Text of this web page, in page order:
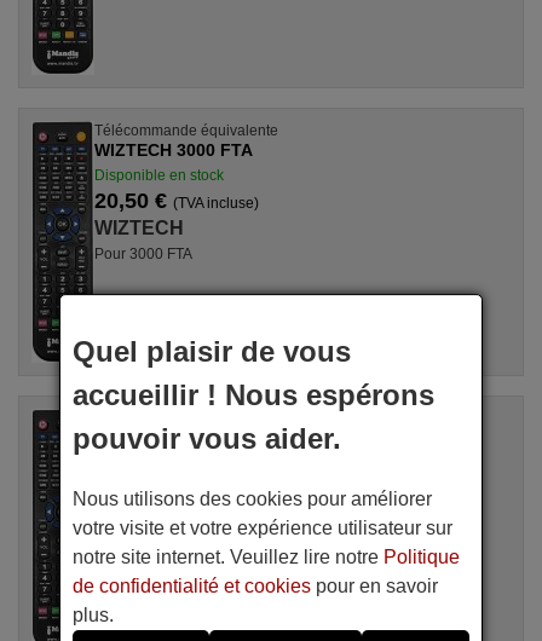
Télécommande équivalente
WIZTECH 3000 FTA
Disponible en stock
20,50 € (TVA incluse)
WIZTECH
Pour 3000 FTA
WIZTECH 3002 G
20,50 € (TVA incluse)
WIZTECH
Quel plaisir de vous
accueillir ! Nous espérons
pouvoir vous aider.
Nous utilisons des cookies pour améliorer
votre visite et votre expérience utilisateur sur
notre site internet. Veuillez lire notre Politique
de confidentialité et cookies pour en savoir
plus.